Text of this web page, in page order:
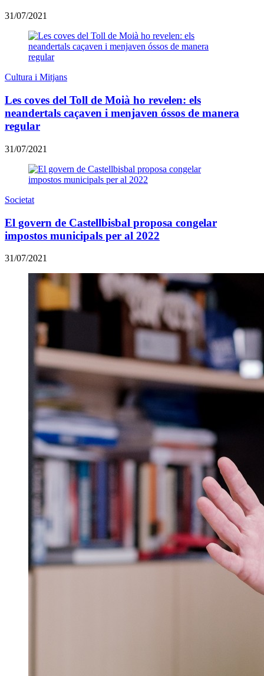
31/07/2021
Cultura i Mitjans
Les coves del Toll de Moià ho revelen: els
neandertals caçaven i menjaven óssos de manera
regular
31/07/2021
Societat
El govern de Castellbisbal proposa congelar
impostos municipals per al 2022
31/07/2021